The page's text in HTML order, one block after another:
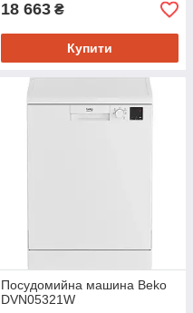
18 663 ₴
Купити
Посудомийна машина Beko
DVN05321W